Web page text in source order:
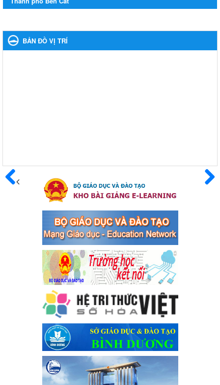
ngày Giải phóng hoàn toàn miền năm - thống nhất đất nước
Giải phóng hoàn toàn miền năm - thống nhất đất nước
(30/4/1975-30/4/2024) và Quốc tế lao động 01/5
8 Khoá XIII"
Ngày ban hành: 04/03/2024
Kế hoạch Triển khai công tác tuyên truyền, đảm bảo trật tự,
an toàn giao thông năm 2024 tại các cơ sở giáo dục trên địa
bàn thị xã Bến Cát
Kế hoạch Triển khai công tác tuyên truyền, đảm bảo trật tự, an
toàn giao thông năm 2024 tại các cơ sở giáo dục trên địa bàn thị
Ngày ban hành: 04/03/2024
Kế hoạch thực hiện Chỉ thị số 16/CT-TTg ngày 27/05/2023
của Thủ tướng Chính phủ về tăng cường phòng ngừa, đấu
tranh tội phạm, vi phạm pháp luật liên quan đến hoạt động
tổ chức đánh bạc và đánh bạc
Kế hoạch thực hiện Chỉ thị số 16/CT-TTg ngày 27/05/2023 của
Thủ tướng Chính phủ về tăng cường phòng ngừa, đấu tranh tội
phạm, vi phạm pháp luật liên quan đến hoạt động tổ chức đánh
bạc và đánh bạc
Ngày ban hành: 04/03/2024
BẢN ĐỒ VỊ TRÍ